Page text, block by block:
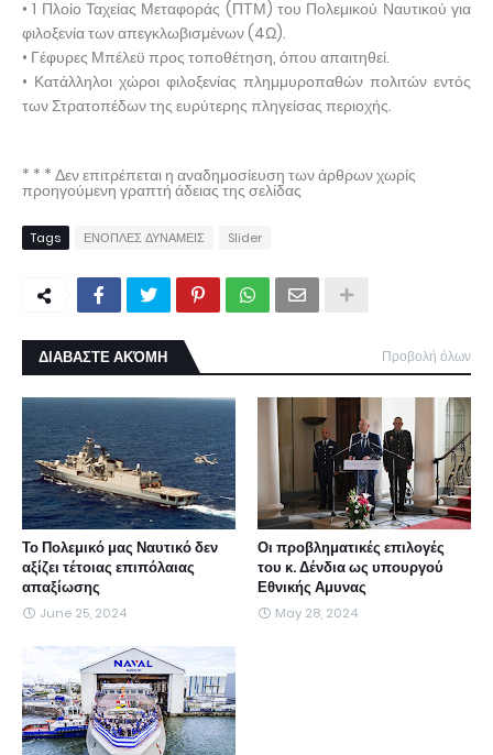
• 1 Πλοίο Ταχείας Μεταφοράς (ΠΤΜ) του Πολεμικού Ναυτικού για
φιλοξενία των απεγκλωβισμένων (4Ω).
• Γέφυρες Μπέλεϋ προς τοποθέτηση, όπου απαιτηθεί.
• Κατάλληλοι χώροι φιλοξενίας πλημμυροπαθών πολιτών εντός
των Στρατοπέδων της ευρύτερης πληγείσας περιοχής.
* * * Δεν επιτρέπεται η αναδημοσίευση των άρθρων χωρίς
προηγούμενη γραπτή άδειας της σελίδας
Tags ΕΝΟΠΛΕΣ ΔΥΝΑΜΕΙΣ Slider
ΔΙΑΒΑΣΤΕ ΑΚΌΜΗ Προβολή όλων
Το Πολεμικό μας Ναυτικό δεν
αξίζει τέτοιας επιπόλαιας
απαξίωσης
June 25, 2024
Οι προβληματικές επιλογές
του κ. Δένδια ως υπουργού
Εθνικής Αμυνας
May 28, 2024